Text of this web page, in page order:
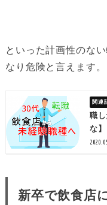
といった計画性のな
なり危険と言えます。
職
な】
新卒で飲食店